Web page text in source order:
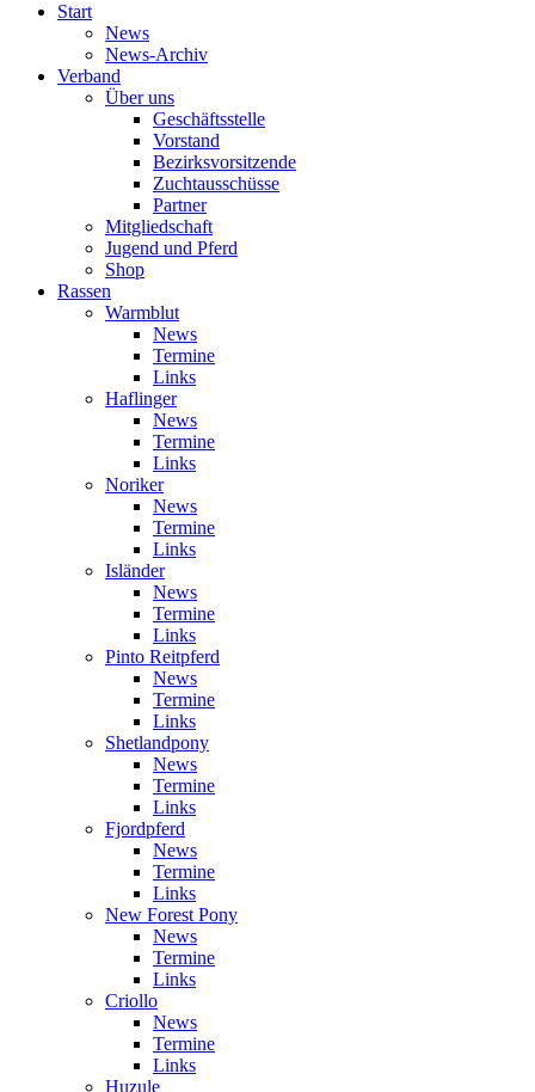
Start
News
News-Archiv
Verband
Über uns
Geschäftsstelle
Vorstand
Bezirksvorsitzende
Zuchtausschüsse
Partner
Mitgliedschaft
Jugend und Pferd
Shop
Rassen
Warmblut
News
Termine
Links
Haflinger
News
Termine
Links
Noriker
News
Termine
Links
Isländer
News
Termine
Links
Pinto Reitpferd
News
Termine
Links
Shetlandpony
News
Termine
Links
Fjordpferd
News
Termine
Links
New Forest Pony
News
Termine
Links
Criollo
News
Termine
Links
Huzule